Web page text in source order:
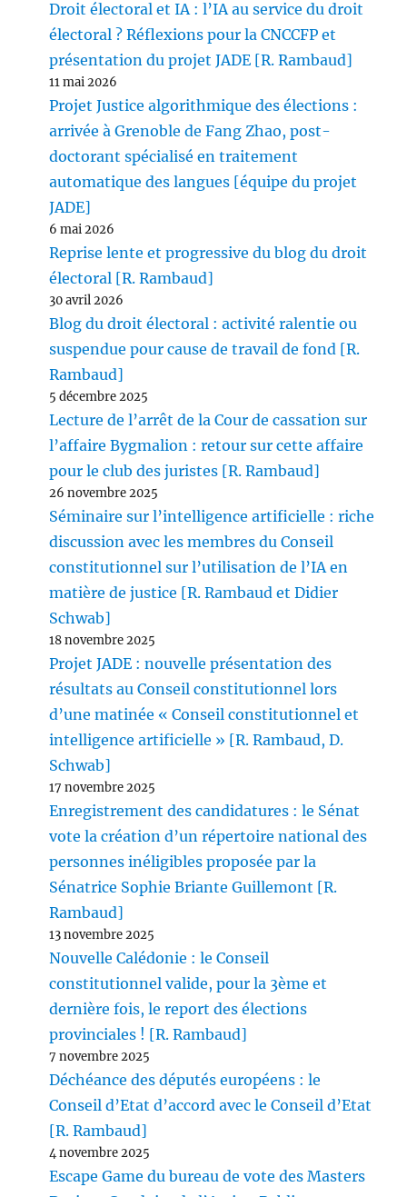
Droit électoral et IA : l’IA au service du droit
électoral ? Réflexions pour la CNCCFP et
présentation du projet JADE [R. Rambaud]
11 mai 2026
Projet Justice algorithmique des élections :
arrivée à Grenoble de Fang Zhao, post-
doctorant spécialisé en traitement
automatique des langues [équipe du projet
JADE]
6 mai 2026
Reprise lente et progressive du blog du droit
électoral [R. Rambaud]
30 avril 2026
Blog du droit électoral : activité ralentie ou
suspendue pour cause de travail de fond [R.
Rambaud]
5 décembre 2025
Lecture de l’arrêt de la Cour de cassation sur
l’affaire Bygmalion : retour sur cette affaire
pour le club des juristes [R. Rambaud]
26 novembre 2025
Séminaire sur l’intelligence artificielle : riche
discussion avec les membres du Conseil
constitutionnel sur l’utilisation de l’IA en
matière de justice [R. Rambaud et Didier
Schwab]
18 novembre 2025
Projet JADE : nouvelle présentation des
résultats au Conseil constitutionnel lors
d’une matinée « Conseil constitutionnel et
intelligence artificielle » [R. Rambaud, D.
Schwab]
17 novembre 2025
Enregistrement des candidatures : le Sénat
vote la création d’un répertoire national des
personnes inéligibles proposée par la
Sénatrice Sophie Briante Guillemont [R.
Rambaud]
13 novembre 2025
Nouvelle Calédonie : le Conseil
constitutionnel valide, pour la 3ème et
dernière fois, le report des élections
provinciales ! [R. Rambaud]
7 novembre 2025
Déchéance des députés européens : le
Conseil d’Etat d’accord avec le Conseil d’Etat
[R. Rambaud]
4 novembre 2025
Escape Game du bureau de vote des Masters